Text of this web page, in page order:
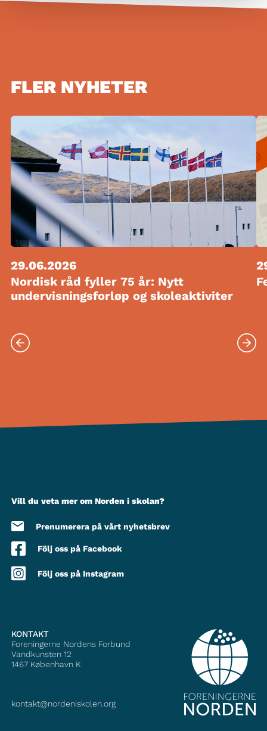
FLER NYHETER
29.06.2026
Nordisk råd fyller 75 år: Nytt
undervisningsforløp og skoleaktiviter
Vill du veta mer om Norden i skolan?
Prenumerera på vårt nyhetsbrev
Följ oss på Facebook
Följ oss på Instagram
KONTAKT
Foreningerne Nordens Forbund
Vandkunsten 12
1467 København K
kontakt@nordeniskolen.org